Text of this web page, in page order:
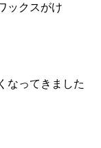
ックスがけ
なってきました